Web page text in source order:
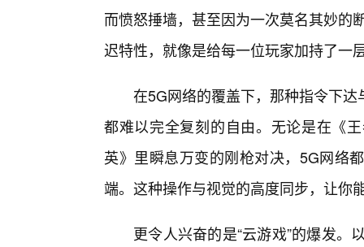
而愤怒捶墙，甚至因为一次莫名其妙的
迟特性，就像是给每一位玩家加持了一
在5G网络的覆盖下，那种指令下
都难以完全复刻的自由。无论是在《
英》里瞬息万变的刚枪对决，5G网络
端。这种操作与视觉的高度同步，让你
更令人兴奋的是“云游戏”的爆发